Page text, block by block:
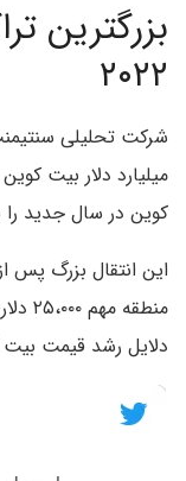
بزرگترین
۲۰۲۲
شرکت تحلیلی
میلیارد دلار بیت
کوین در سال جدید
این انتقال بزرگ پس
دلایل رشد قیمت بیت